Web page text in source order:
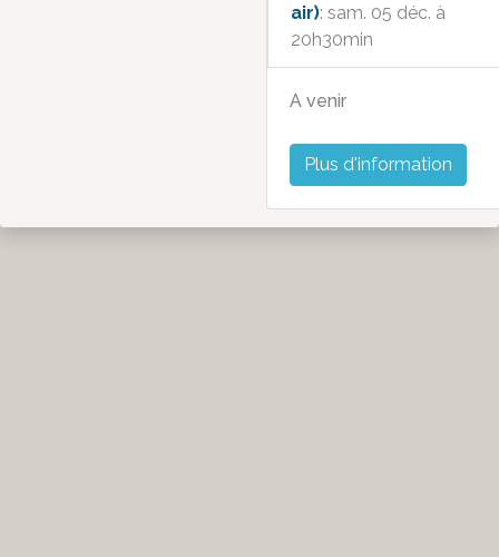
air): sam. 05 déc. à
20h30min
A venir
Plus d'information